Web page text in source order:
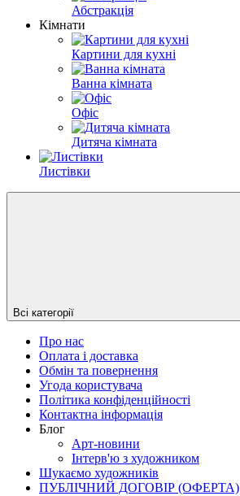
Абстракція
Кімнати
Картини для кухні
Ванна кімната
Офіс
Дитяча кімната
Листівки
Всі категорії
Про нас
Оплата і доставка
Обмін та повернення
Угода користувача
Політика конфіденційності
Контактна інформація
Блог
Арт-новини
Інтерв'ю з художником
Шукаємо художників
ПУБЛІЧНИЙ ДОГОВІР (ОФЕРТА)